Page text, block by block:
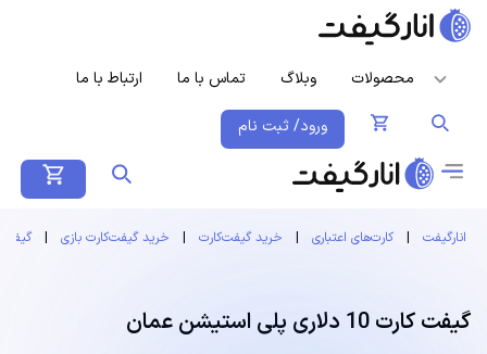
محصولات وبلاگ تماس با ما ارتباط با ما
ورود/ ثبت نام
انارگیفت | کارت‌های اعتباری | خرید گیفت‌کارت | خرید گیفت‌کارت بازی | گیفت
گیفت کارت 10 دلاری پلی استیشن عمان